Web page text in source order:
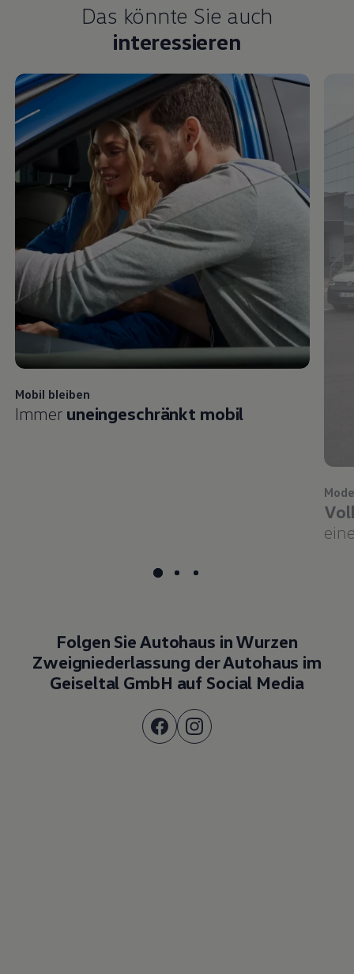
Das könnte Sie auch
interessieren
Mobil bleiben
Immer uneingeschränkt mobil
Folgen Sie Autohaus in Wurzen
Zweigniederlassung der Autohaus im
Geiseltal GmbH auf Social Media